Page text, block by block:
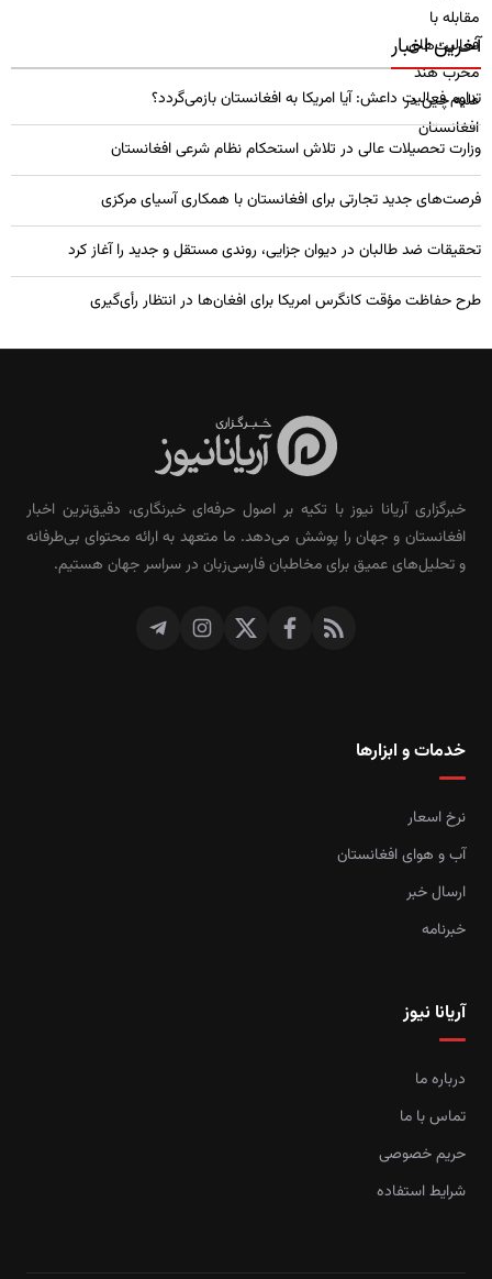
آخرین اخبار
تداوم فعالیت داعش: آیا امریکا به افغانستان بازمی‌گردد؟
وزارت تحصیلات عالی در تلاش استحکام نظام شرعی افغانستان
فرصت‌های جدید تجارتی برای افغانستان با همکاری آسیای مرکزی
تحقیقات ضد طالبان در دیوان جزایی، روندی مستقل و جدید را آغاز کرد
طرح حفاظت مؤقت کانگرس امریکا برای افغان‌ها در انتظار رأی‌گیری
خبرگزاری آریانا نیوز با تکیه بر اصول حرفه‌ای خبرنگاری، دقیق‌ترین اخبار
افغانستان و جهان را پوشش می‌دهد. ما متعهد به ارائه محتوای بی‌طرفانه
و تحلیل‌های عمیق برای مخاطبان فارسی‌زبان در سراسر جهان هستیم.
خدمات و ابزارها
نرخ اسعار
آب و هوای افغانستان
ارسال خبر
خبرنامه
آریانا نیوز
درباره ما
تماس با ما
حریم خصوصی
شرایط استفاده